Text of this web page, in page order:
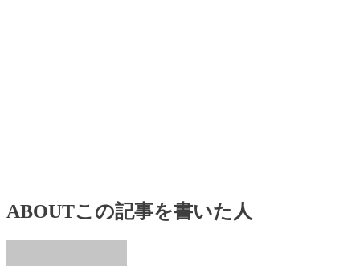
ABOUTこの記事を書いた人